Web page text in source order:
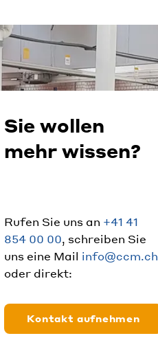
Sie wollen
mehr wissen?
Rufen Sie uns an +41 41
854 00 00, schreiben Sie
uns eine Mail info@ccm.ch
oder direkt:
Kontakt aufnehmen